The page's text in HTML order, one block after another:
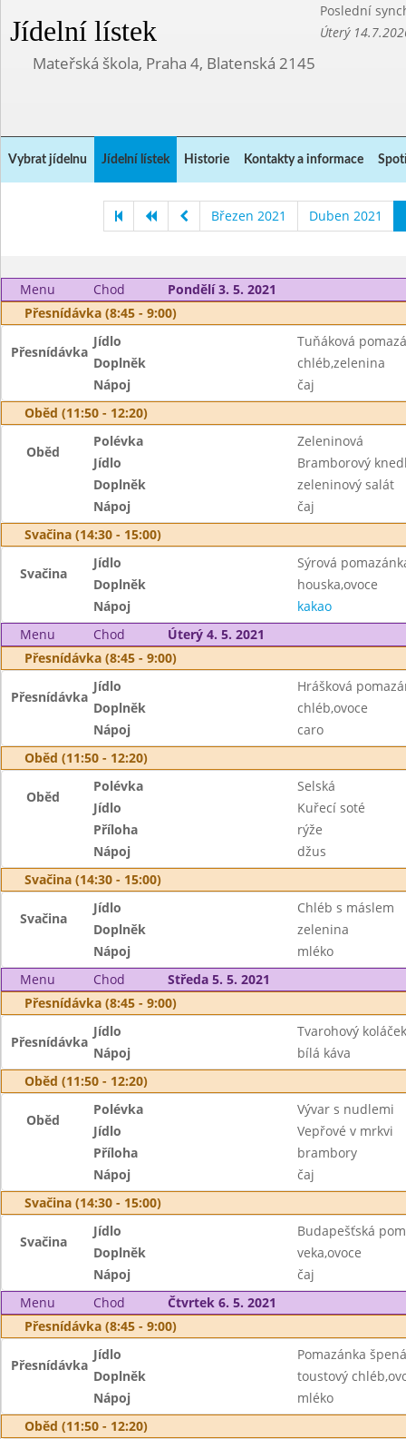
Jídelní lístek
Poslední
Úterý
Mateřská škola, Praha 4, Blatenská 2145
Vybrat jídelnu Jídelní lístek Historie Kontakty a informace
Březen 2021 Duben 2021
Menu Chod
Pondělí 3. 5. 2021
Přesnídávka (8:45 - 9:00)
Přesnídávka
Jídlo
Tuňáková
Doplněk
chléb,zelenina
Nápoj
čaj
Oběd (11:50 - 12:20)
Oběd
Polévka
Zeleninová
Jídlo
Bramborový
Doplněk
zeleninový salát
Nápoj
čaj
Svačina (14:30 - 15:00)
Svačina
Jídlo
Sýrová
Doplněk
houska,ovoce
Nápoj
kakao
Menu
Chod
Úterý 4. 5. 2021
Přesnídávka (8:45 - 9:00)
Přesnídávka
Jídlo
Hrášková
Doplněk
chléb,ovoce
Nápoj
caro
Oběd (11:50 - 12:20)
Oběd
Polévka
Selská
Jídlo
Kuřecí soté
Příloha
rýže
Nápoj
džus
Svačina (14:30 - 15:00)
Svačina
Jídlo
Chléb s máslem
Doplněk
zelenina
Nápoj
mléko
Menu
Chod
Středa 5. 5. 2021
Přesnídávka (8:45 - 9:00)
Přesnídávka
Jídlo
Tvarohový koláček
Nápoj
bílá káva
Oběd (11:50 - 12:20)
Oběd
Polévka
Vývar s nudlemi
Jídlo
Vepřové v mrkvi
Příloha
brambory
Nápoj
čaj
Svačina (14:30 - 15:00)
Svačina
Jídlo
Budapešťská
Doplněk
veka,ovoce
Nápoj
čaj
Menu
Chod
Čtvrtek 6. 5. 2021
Přesnídávka (8:45 - 9:00)
Přesnídávka
Jídlo
Pomazánka
Doplněk
toustový
Nápoj
mléko
Oběd (11:50 - 12:20)